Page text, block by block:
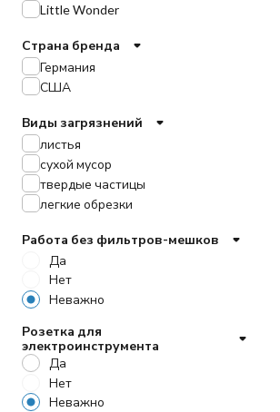
Little Wonder
Страна бренда
Германия
США
Виды загрязнений
листья
сухой мусор
твердые частицы
легкие обрезки
Работа без фильтров-мешков
Да
Нет
Неважно
Розетка для
электроинструмента
Да
Нет
Неважно